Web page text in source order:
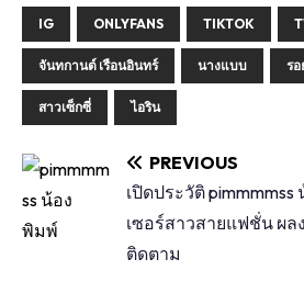
IG ONLYFANS TIKTOK
จันทกานต์ เรือนอินทร์ นางแบบ รอ
สาวเซ็กซี่ ไอริน
PREVIOUS
เปิดประวัติ
เซอร์สาวสายแฟชั่น ผล
ติดตาม